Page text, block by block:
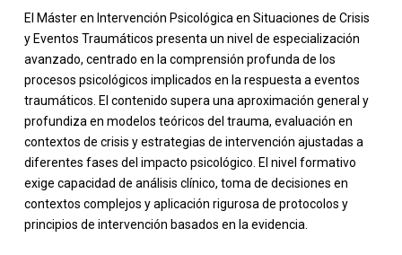
El Máster en Intervención Psicológica en Situaciones de Crisis
y Eventos Traumáticos presenta un nivel de especialización
avanzado, centrado en la comprensión profunda de los
procesos psicológicos implicados en la respuesta a eventos
traumáticos. El contenido supera una aproximación general y
profundiza en modelos teóricos del trauma, evaluación en
contextos de crisis y estrategias de intervención ajustadas a
diferentes fases del impacto psicológico. El nivel formativo
exige capacidad de análisis clínico, toma de decisiones en
contextos complejos y aplicación rigurosa de protocolos y
principios de intervención basados en la evidencia.
-